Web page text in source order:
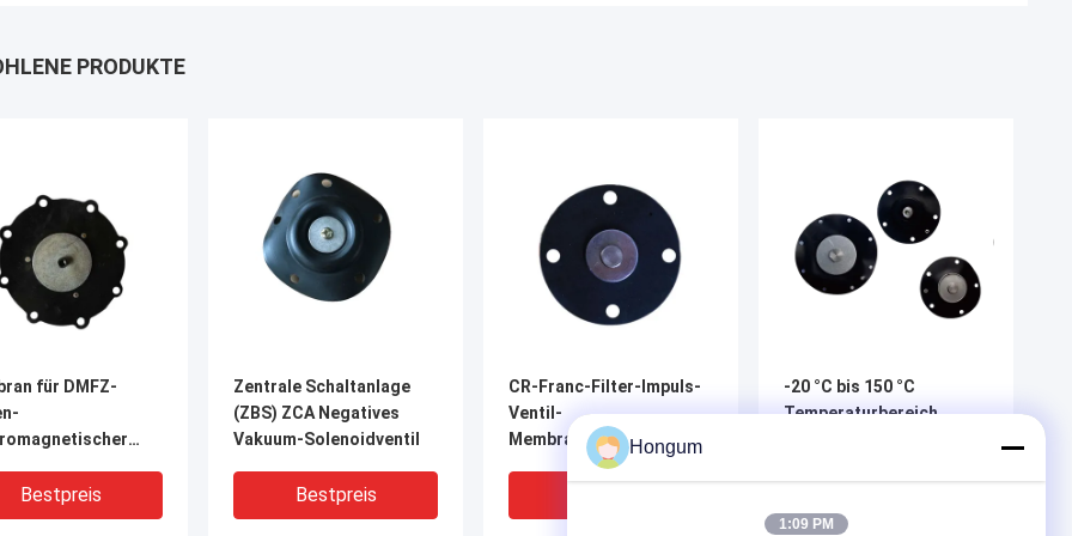
PRODUKTE
für DMFZ-
Bestpreis
Zentrale Schaltanlage
(ZBS) ZCA Negatives
Vakuum-Solenoidventil
Bestpreis
CR-Franc-Filter-Impuls-
Ventil-
Membranalterungsbeständigkeit
-20 °C bis 150 °C
Temperaturbereich
eine lange Dauer
Hongum
1:09 PM